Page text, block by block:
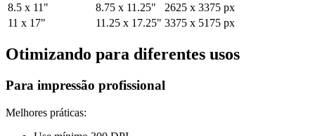
8.5 x 11"
8.75 x 11.25"
2625 x 3375 px
11 x 17"
11.25 x 17.25" 3375 x 5175 px
Otimizando para diferentes usos
Para impressão profissional
Melhores práticas: